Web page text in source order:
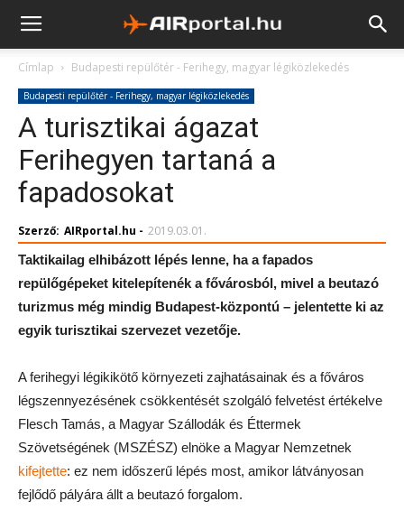
Címlap Budapesti repülőtér - Ferihegy, magyar légiközlekedés
Budapesti repülőtér - Ferihegy, magyar légiközlekedés
A turisztikai ágazat
Ferihegyen tartaná a
fapadosokat
Szerző: AIRportal.hu - 2019.03.01.
Taktikailag elhibázott lépés lenne, ha a fapados
repülőgépeket kitelepítenék a fővárosból, mivel a beutazó
turizmus még mindig Budapest-központú – jelentette ki az
egyik turisztikai szervezet vezetője.
A ferihegyi légikikötő környezeti zajhatásainak és a főváros
légszennyezésének csökkentését szolgáló felvetést értékelve
Flesch Tamás, a Magyar Szállodák és Éttermek
Szövetségének (MSZÉSZ) elnöke a Magyar Nemzetnek
kifejtette: ez nem időszerű lépés most, amikor látványosan
fejlődő pályára állt a beutazó forgalom.